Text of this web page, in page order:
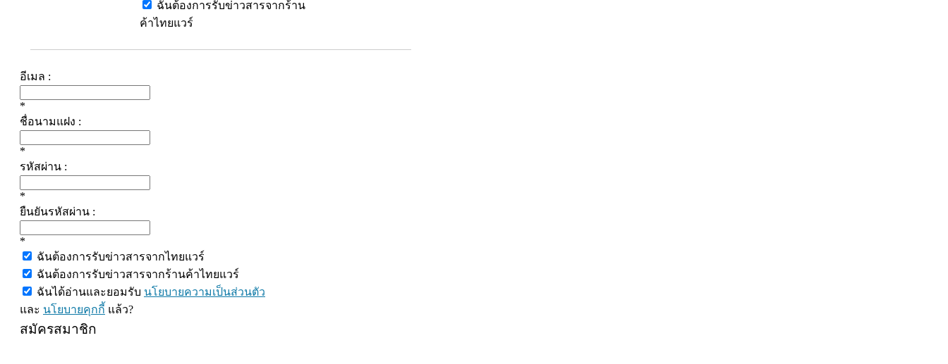
ฉันต้องการรับข่าวสารจากร้าน
ค้าไทยแวร์
อีเมล :
*
ชื่อนามแฝง :
*
รหัสผ่าน :
*
ยืนยันรหัสผ่าน :
*
ฉันต้องการรับข่าวสารจากไทยแวร์
ฉันต้องการรับข่าวสารจากร้านค้าไทยแวร์
ฉันได้อ่านและยอมรับ นโยบายความเป็นส่วนตัว
และ นโยบายคุกกี้ แล้ว?
สมัครสมาชิก